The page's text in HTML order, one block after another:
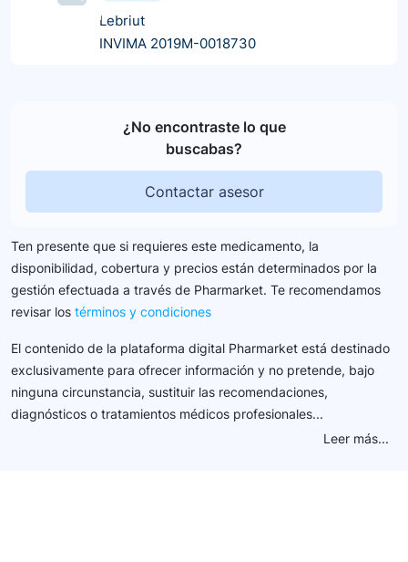
Lebriut
INVIMA 2019M-0018730
¿No encontraste lo que
buscabas?
Contactar asesor
Ten presente que si requieres este medicamento, la
disponibilidad, cobertura y precios están determinados por la
gestión efectuada a través de Pharmarket. Te recomendamos
revisar los términos y condiciones
El contenido de la plataforma digital Pharmarket está destinado
exclusivamente para ofrecer información y no pretende, bajo
ninguna circunstancia, sustituir las recomendaciones,
diagnósticos o tratamientos médicos profesionales...
Leer más...